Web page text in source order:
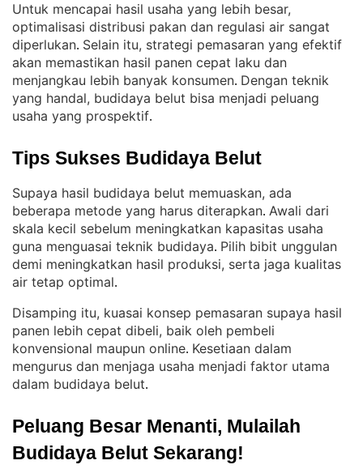
Untuk mencapai hasil usaha yang lebih besar,
optimalisasi distribusi pakan dan regulasi air sangat
diperlukan. Selain itu, strategi pemasaran yang efektif
akan memastikan hasil panen cepat laku dan
menjangkau lebih banyak konsumen. Dengan teknik
yang handal, budidaya belut bisa menjadi peluang
usaha yang prospektif.
Tips Sukses Budidaya Belut
Supaya hasil budidaya belut memuaskan, ada
beberapa metode yang harus diterapkan. Awali dari
skala kecil sebelum meningkatkan kapasitas usaha
guna menguasai teknik budidaya. Pilih bibit unggulan
demi meningkatkan hasil produksi, serta jaga kualitas
air tetap optimal.
Disamping itu, kuasai konsep pemasaran supaya hasil
panen lebih cepat dibeli, baik oleh pembeli
konvensional maupun online. Kesetiaan dalam
mengurus dan menjaga usaha menjadi faktor utama
dalam budidaya belut.
Peluang Besar Menanti, Mulailah
Budidaya Belut Sekarang!